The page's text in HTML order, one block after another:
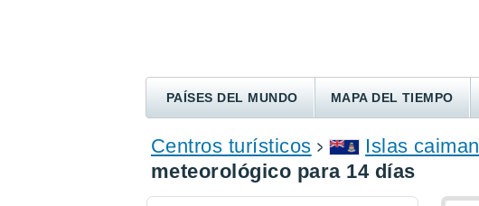
PAÍSES DEL MUNDO MAPA DEL TIEMPO
ENCONTRAR UN HOTEL
Centros turísticos Islas caiman
meteorológico para 14 días